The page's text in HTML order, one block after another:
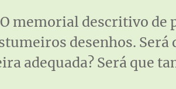
O memorial descritivo de
desenhos.
adequada? Será que